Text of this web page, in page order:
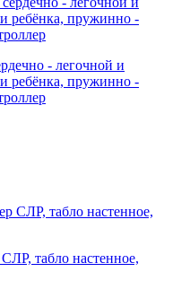
- легочной и
ребёнка, пружинно -
табло настенное,